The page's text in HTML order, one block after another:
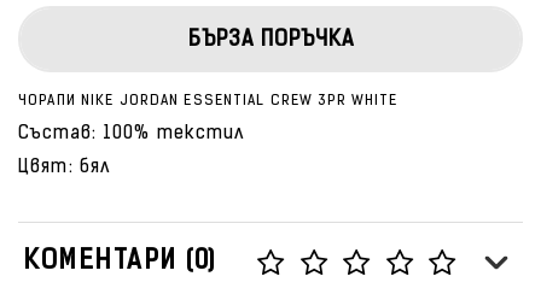
БЪРЗА ПОРЪЧКА
ЧОРАПИ NIKE JORDAN ESSENTIAL CREW 3PR WHITE
Състав: 100% текстил
Цвят: бял
КОМЕНТАРИ (0)